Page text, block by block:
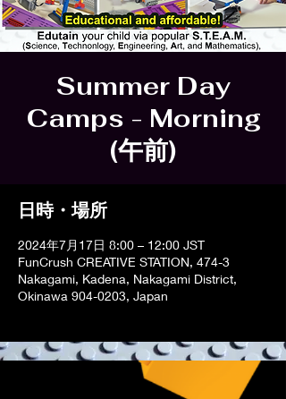
Summer Day
Camps - Morning
(午前)
日時・場所
2024年7月17日 8:00 – 12:00 JST
FunCrush CREATIVE STATION, 474-3
Nakagami, Kadena, Nakagami District,
Okinawa 904-0203, Japan